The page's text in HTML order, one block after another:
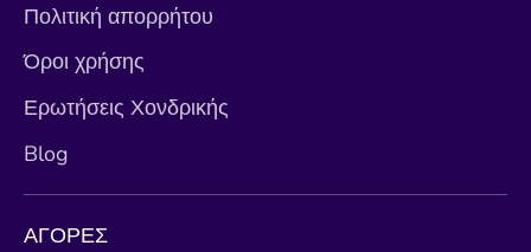
Πολιτική απορρήτου
Όροι χρήσης
Ερωτήσεις Χονδρικής
Blog
ΑΓΟΡΕΣ